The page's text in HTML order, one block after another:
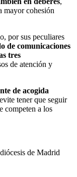
mayor cohesión
por sus peculiares
de comunicaciones
tres
de atención y
de acogida
tener que seguir
competen a los
de Madrid